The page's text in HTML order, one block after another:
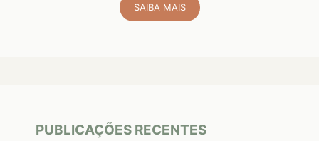
SAIBA MAIS
PUBLICAÇÕES RECENTES